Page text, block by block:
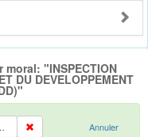
"INSPECTION
DU DEVELOPPEMENT
Auteur moral: "INSPECTION GENERALE DE L'ENVIRONNEMENT ET DU DEVELOPPEMENT DURABLE (IGEDD)" Annuler